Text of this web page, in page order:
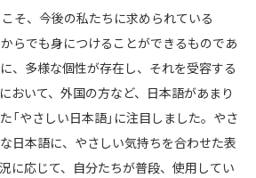
こそ、今後の私たちに求められている
からでも身につけることができるものであ
、多様な個性が存在し、それを受容する
おいて、外国の方など、日本語があまり
「やさしい日本語」に注目しました。やさ
日本語に、やさしい気持ちを合わせた表
に応じて、自分たちが普段、使用してい